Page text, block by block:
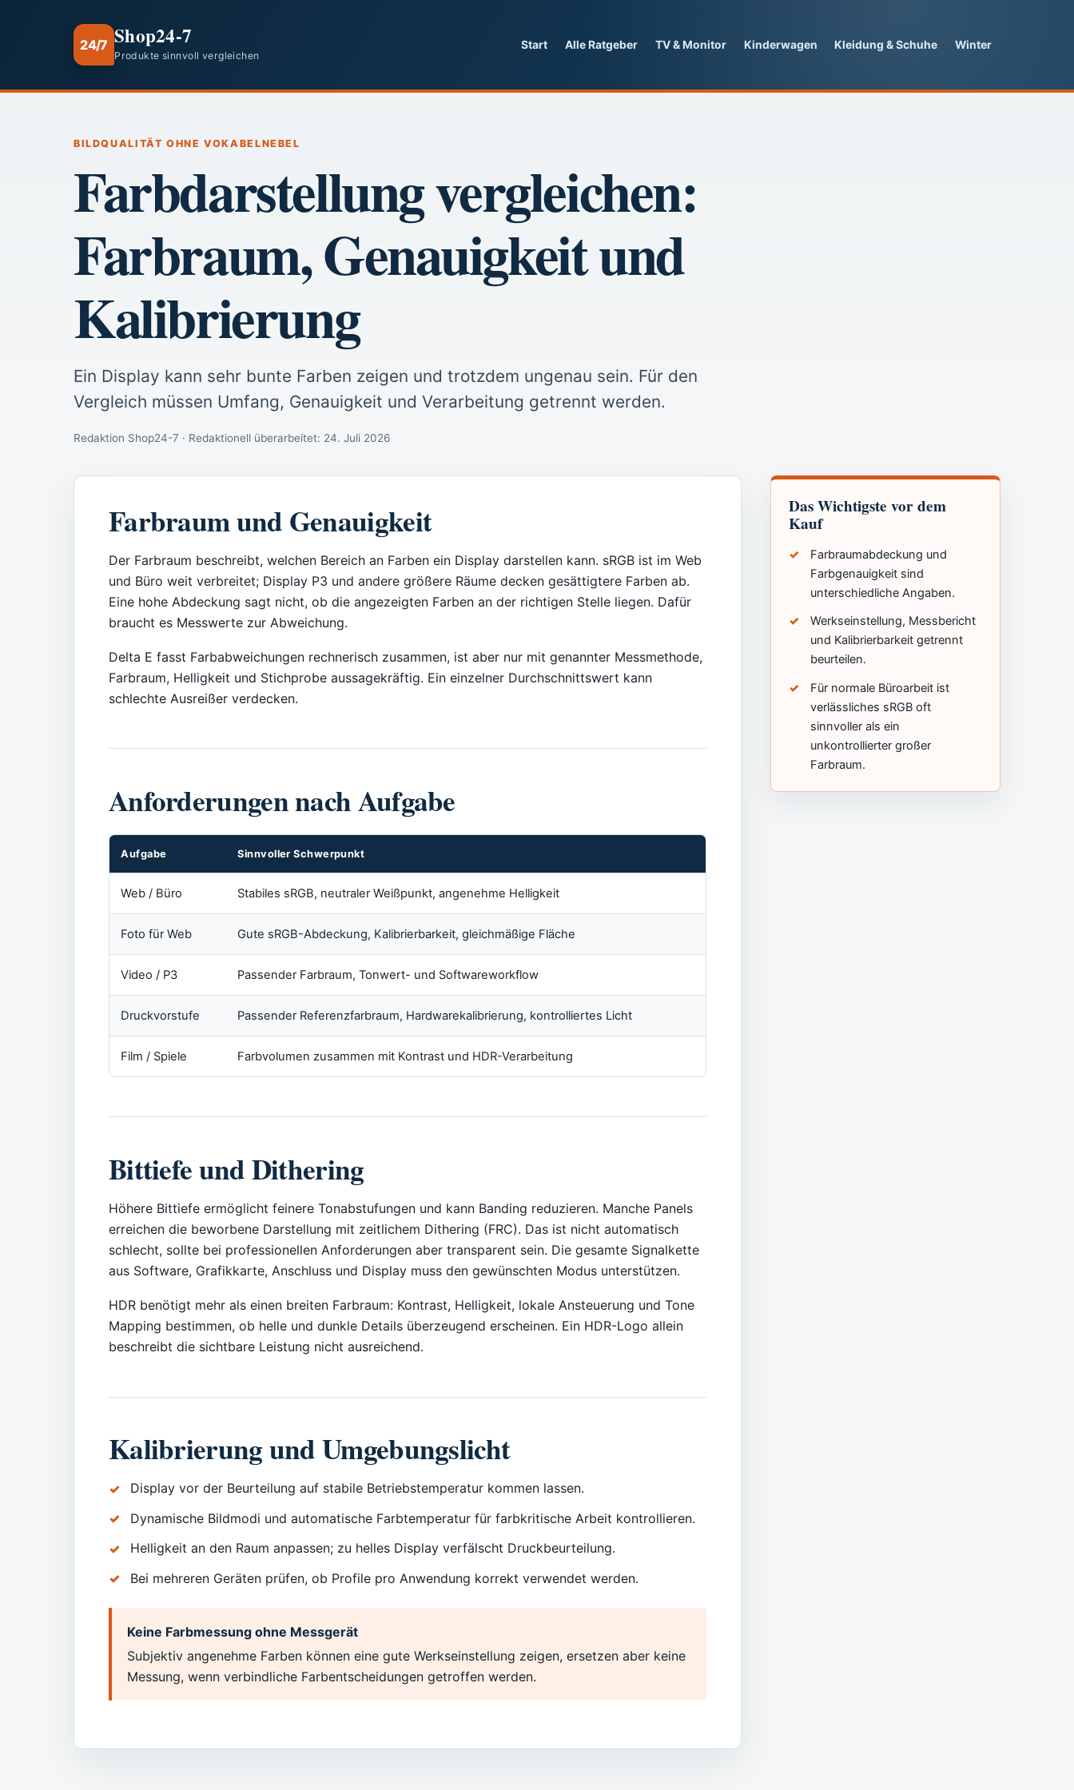
24/7 Shop24-7
Produkte sinnvoll vergleichen
Start Alle Ratgeber TV & Monitor Kinderwagen Kleidung & Schuhe Winter
BILDQUALITÄT OHNE VOKABELNEBEL
Farbdarstellung vergleichen:
Farbraum, Genauigkeit und
Kalibrierung
Ein Display kann sehr bunte Farben zeigen und trotzdem ungenau sein. Für den
Vergleich müssen Umfang, Genauigkeit und Verarbeitung getrennt werden.
Redaktion Shop24-7 · Redaktionell überarbeitet: 24. Juli 2026
Das Wichtigste vor dem
Kauf
Farbraumabdeckung und
Farbgenauigkeit sind
unterschiedliche Angaben.
Werkseinstellung, Messbericht
und Kalibrierbarkeit getrennt
beurteilen.
Für normale Büroarbeit ist
verlässliches sRGB oft
sinnvoller als ein
unkontrollierter großer
Farbraum.
Farbraum und Genauigkeit
Der Farbraum beschreibt, welchen Bereich an Farben ein Display darstellen kann. sRGB ist im Web
und Büro weit verbreitet; Display P3 und andere größere Räume decken gesättigtere Farben ab.
Eine hohe Abdeckung sagt nicht, ob die angezeigten Farben an der richtigen Stelle liegen. Dafür
braucht es Messwerte zur Abweichung.
Delta E fasst Farbabweichungen rechnerisch zusammen, ist aber nur mit genannter Messmethode,
Farbraum, Helligkeit und Stichprobe aussagekräftig. Ein einzelner Durchschnittswert kann
schlechte Ausreißer verdecken.
Anforderungen nach Aufgabe
Aufgabe Sinnvoller Schwerpunkt
Web / Büro Stabiles sRGB, neutraler Weißpunkt, angenehme Helligkeit
Foto für Web Gute sRGB-Abdeckung, Kalibrierbarkeit, gleichmäßige Fläche
Video / P3 Passender Farbraum, Tonwert- und Softwareworkflow
Druckvorstufe Passender Referenzfarbraum, Hardwarekalibrierung, kontrolliertes Licht
Film / Spiele Farbvolumen zusammen mit Kontrast und HDR-Verarbeitung
Bittiefe und Dithering
Höhere Bittiefe ermöglicht feinere Tonabstufungen und kann Banding reduzieren. Manche Panels
erreichen die beworbene Darstellung mit zeitlichem Dithering (FRC). Das ist nicht automatisch
schlecht, sollte bei professionellen Anforderungen aber transparent sein. Die gesamte Signalkette
aus Software, Grafikkarte, Anschluss und Display muss den gewünschten Modus unterstützen.
HDR benötigt mehr als einen breiten Farbraum: Kontrast, Helligkeit, lokale Ansteuerung und Tone
Mapping bestimmen, ob helle und dunkle Details überzeugend erscheinen. Ein HDR-Logo allein
beschreibt die sichtbare Leistung nicht ausreichend.
Kalibrierung und Umgebungslicht
Display vor der Beurteilung auf stabile Betriebstemperatur kommen lassen.
Dynamische Bildmodi und automatische Farbtemperatur für farbkritische Arbeit kontrollieren.
Helligkeit an den Raum anpassen; zu helles Display verfälscht Druckbeurteilung.
Bei mehreren Geräten prüfen, ob Profile pro Anwendung korrekt verwendet werden.
Keine Farbmessung ohne Messgerät
Subjektiv angenehme Farben können eine gute Werkseinstellung zeigen, ersetzen aber keine
Messung, wenn verbindliche Farbentscheidungen getroffen werden.